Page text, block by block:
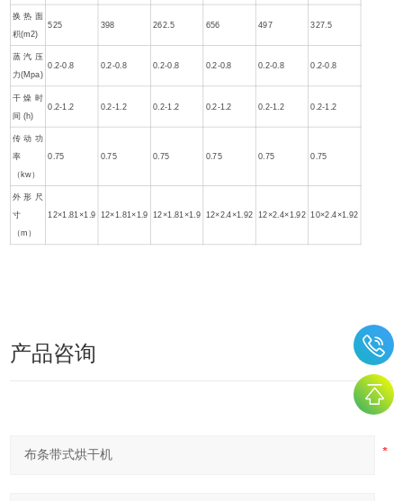
换热面
积(m2)
525 398 262.5 656 497 327.5
蒸汽压
力(Mpa)
0.2-0.8 0.2-0.8 0.2-0.8 0.2-0.8 0.2-0.8 0.2-0.8
干燥时
间 (h)
0.2-1.2 0.2-1.2 0.2-1.2 0.2-1.2 0.2-1.2 0.2-1.2
传动功
率
（kw）
0.75 0.75 0.75 0.75 0.75 0.75
外形尺
寸
（m）
12×1.81×1.9 12×1.81×1.9 12×1.81×1.9 12×2.4×1.92 12×2.4×1.92 10×2.4×1.92
产品咨询